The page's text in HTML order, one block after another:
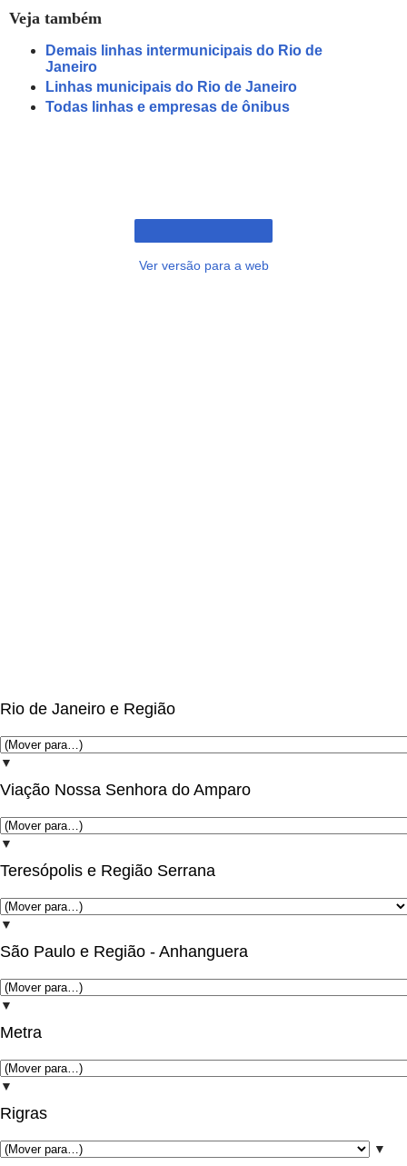
Veja também
Demais linhas intermunicipais do Rio de
Janeiro
Linhas municipais do Rio de Janeiro
Todas linhas e empresas de ônibus
Ver versão para a web
Rio de Janeiro e Região
▼
Viação Nossa Senhora do Amparo
▼
Teresópolis e Região Serrana
▼
São Paulo e Região - Anhanguera
▼
Metra
▼
Rigras
▼